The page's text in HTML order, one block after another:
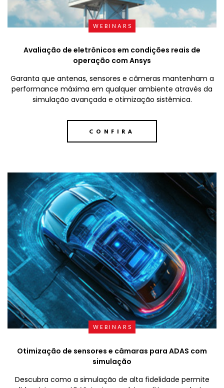
WEBINARS
Avaliação de eletrônicos em condições reais de
operação com Ansys
Garanta que antenas, sensores e câmeras mantenham a
performance máxima em qualquer ambiente através da
simulação avançada e otimização sistêmica.
CONFIRA
WEBINARS
Otimização de sensores e câmaras para ADAS com
simulação
Descubra como a simulação de alta fidelidade permite